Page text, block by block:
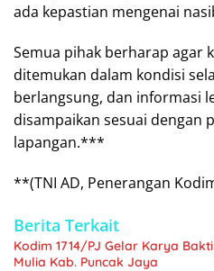
ada kepastian mengenai
Semua pihak berharap agar
ditemukan dalam kondisi
berlangsung, dan informasi
disampaikan sesuai dengan
lapangan.***
**(TNI AD, Penerangan
Berita Terkait
Kodim 1714/PJ Gelar Karya
Mulia Kab. Puncak Jaya